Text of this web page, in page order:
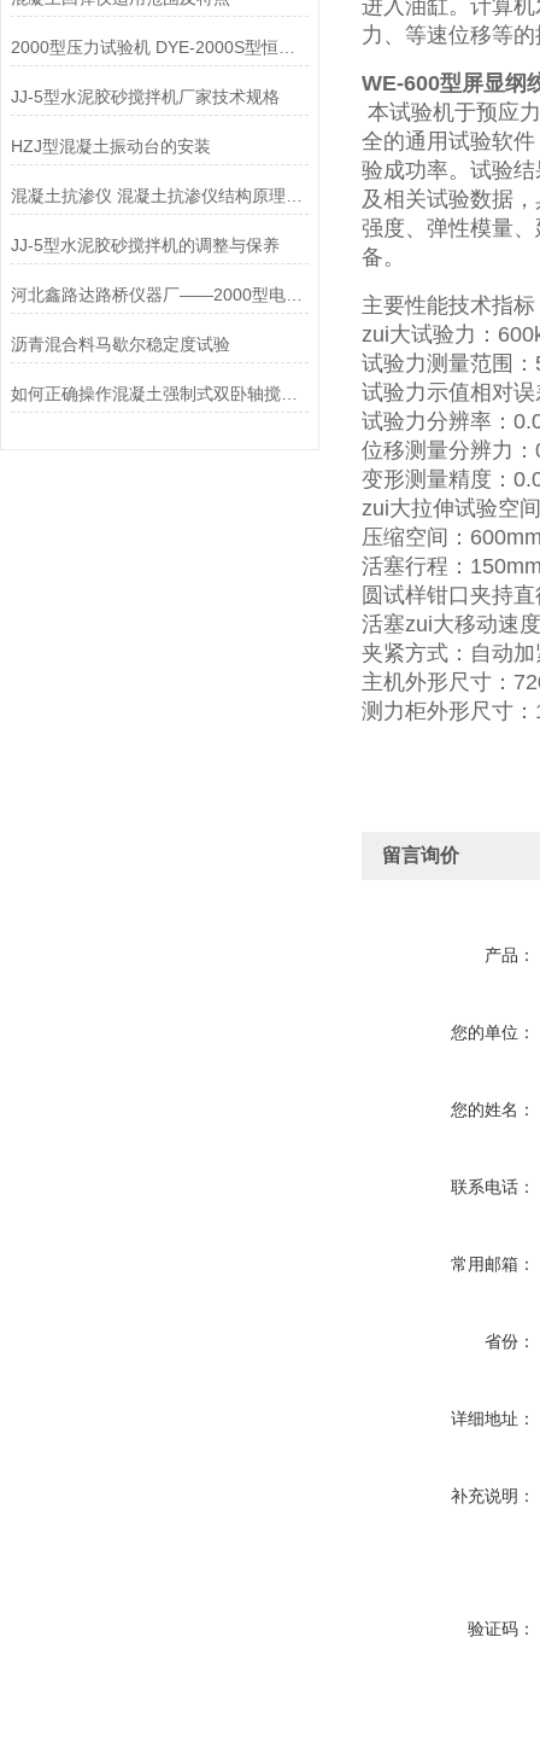
JJ-5型水泥胶砂搅拌机厂家技术规格
HZJ型混凝土振动台的安装
JJ-5型水泥胶砂搅拌机的调整与保养
河北鑫路达路桥仪器厂——2000型电液式压力机操作规程
沥青混合料马歇尔稳定度试验
如何正确操作混凝土强制式双卧轴搅拌机
进入油缸。计算
力、等速位移等
WE-600型屏显纲
本试验机于预应
全的通用试验软
验成功率。试验
及相关试验数据
强度、弹性模量
备。
主要性能技术指标
zui大试验力：
试验力测量范围
试验力示值相对
试验力分辨率：
位移测量分辨力
变形测量精度：
zui大拉伸试验空
压缩空间：
活塞行程：
圆试样钳口夹持
活塞zui大移动速
夹紧方式：自动加
主机外形尺寸：
测力柜外形尺寸
留言询价
产品：
您的单位：
您的姓名：
联系电话：
常用邮箱：
省份：
详细地址：
补充说明：
验证码：